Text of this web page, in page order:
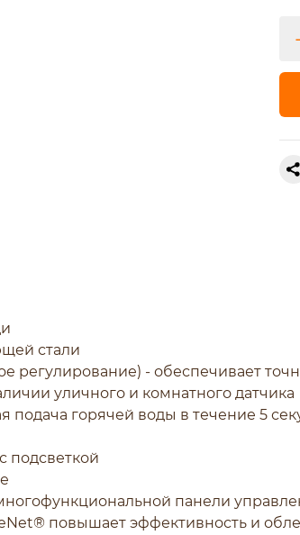
стали
регулирование) - обеспечивает
уличного и комнатного датчика
горячей воды в течение 5
подсветкой
панели
повышает эффективность и